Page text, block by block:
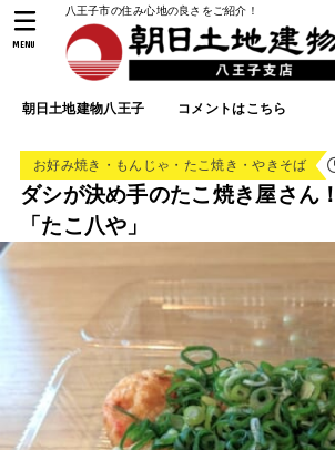
八王子市の住み心地の良さをご紹介！
朝日土地建物八王子 コメントはこちら
MENU
お好み焼き・もんじゃ・たこ焼き・やきそば
ダシが決め手のたこ焼き屋さん
「たこ八や」